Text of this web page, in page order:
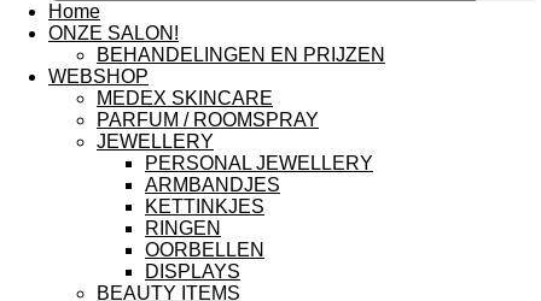
Home
ONZE SALON!
BEHANDELINGEN EN PRIJZEN
WEBSHOP
MEDEX SKINCARE
PARFUM / ROOMSPRAY
JEWELLERY
PERSONAL JEWELLERY
ARMBANDJES
KETTINKJES
RINGEN
OORBELLEN
DISPLAYS
BEAUTY ITEMS